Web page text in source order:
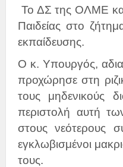
Το ΔΣ της ΟΛΜΕ
Παιδείας στο
εκπαίδευσης.
Ο κ. Υπουργός,
προχώρησε στη
τους μηδενικούς
περιστολή αυτή
στους νεότερους
εγκλωβισμένοι
τους.